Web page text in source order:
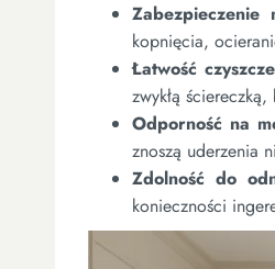
Zabezpieczenie
kopnięcia,
Łatwość
zwykłą
Odporność na
znoszą uderzenia
Zdolność do
konieczności